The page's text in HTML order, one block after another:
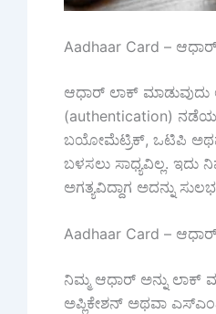
Aadhaar Card –
ಆಧಾರ್ ಲಾಕ್ ಮಾಡುವುದು
(authentication)
ಬಯೋಮೆಟ್ರಿಕ್, ಒಟಿಪಿ
ಬಳಸಲು ಸಾಧ್ಯವಿಲ್ಲ. ಇದು
ಅಗತ್ಯವಿದ್ದಾಗ ಅದನ್ನು
Aadhaar Card –
ನಿಮ್ಮ ಆಧಾರ್ ಅನ್ನು ಲಾಕ್
ಅಪ್ಲಿಕೇಶನ್ ಅಥವಾ